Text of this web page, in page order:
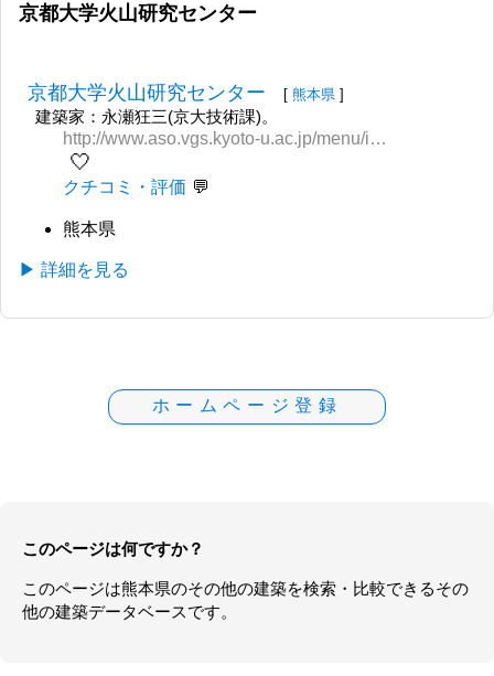
京都大学火山研究センター
京都大学火山研究センター [ 熊本県 ]
建築家：永瀬狂三(京大技術課)。
http://www.aso.vgs.kyoto-u.ac.jp/menu/index.html
🤍
クチコミ・評価
熊本県
▶ 詳細を見る
ホームページ登録
このページは何ですか？
このページは熊本県のその他の建築を検索・比較できるその
他の建築データベースです。